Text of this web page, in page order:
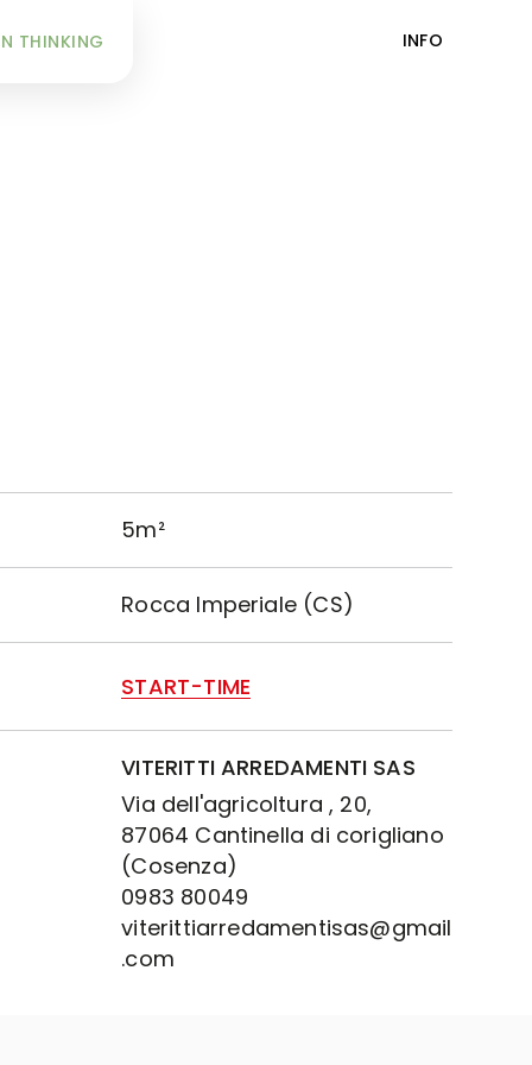
INFO
THINKING
5m²
Rocca Imperiale (CS)
START-TIME
VITERITTI ARREDAMENTI SAS
Via dell'agricoltura , 20,
87064 Cantinella di corigliano
(Cosenza)
0983 80049
viterittiarredamentisas@gmail
.com